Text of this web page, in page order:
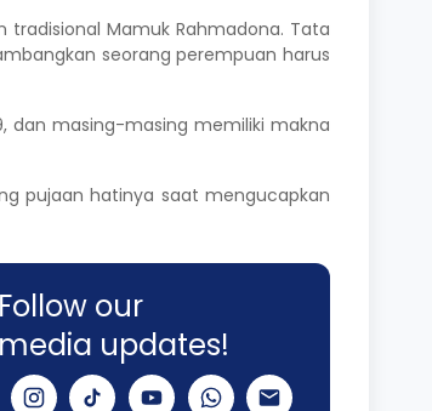
Mamuk Rahmadona. Tata
seorang perempuan harus
dan masing-masing memiliki makna
pujaan hatinya saat mengucapkan
Follow our
media updates!